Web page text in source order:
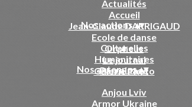
Actualités
Accueil
Jean-Claude DARRIGAUD
Ecole de danse
Orpheus
Le journal
Galerie Photo
Nos actions▴▾
Culturelles
Humanitaires
Parrainage
Nos antennes▴▾
Anjou Lviv
Armor Ukraine